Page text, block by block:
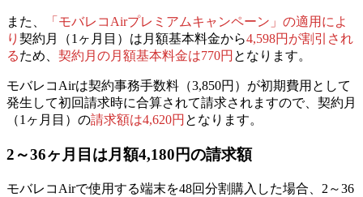
また、
「モバレコAirプレミアムキャンペーン」の適用によ
り 契約月（1ヶ月目）は月額基本料金から4,598円が割引され
るため、 契約月の月額基本料金は770円 となります。
モバレコAirは契約事務手数料（3,850円）が初期費用として
発生 して初回請求時に合算されて請求されますので、 契約月
（1ヶ月目）の請求額は4,620円 となります。
2～36ヶ月目 は月額4,180円の請求額
モバレコAirで使用する端末を48回分割購入した場合、 2～36